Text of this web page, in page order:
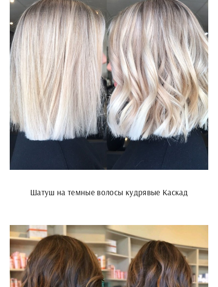
Шатуш на темные волосы кудрявые Каскад